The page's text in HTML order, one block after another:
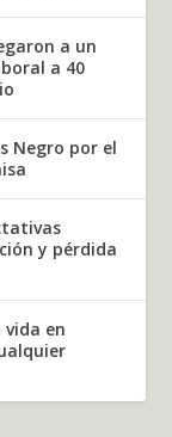
a un
a 40
Negro por el
y pérdida
en